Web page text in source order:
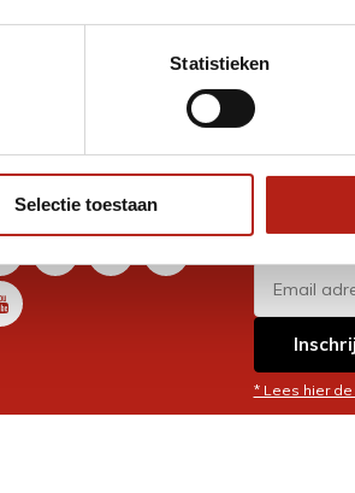
Statistieken
Selectie toestaan
Eenvoudig ruilen of retour
ons
* Lees hier